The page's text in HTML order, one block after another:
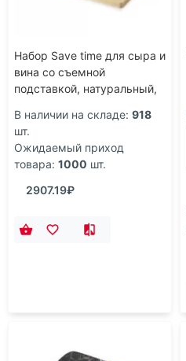
Набор Save time для сыра и
вина со съемной
подставкой, натуральный,
В наличии на складе: 918
шт.
Ожидаемый приход
товара: 1000 шт.
2907.19₽